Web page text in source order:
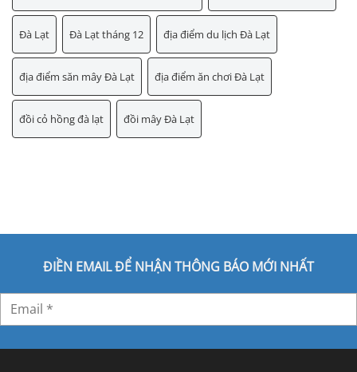
Đà Lạt Đà Lạt tháng 12 địa điểm du lịch Đà Lạt
địa điểm săn mây Đà Lạt địa điểm ăn chơi Đà Lạt
đồi cỏ hồng đà lạt đồi mây Đà Lạt
ĐIỀN EMAIL ĐỂ NHẬN THÔNG BÁO MỚI NHẤT